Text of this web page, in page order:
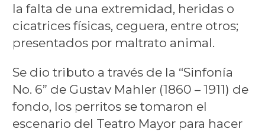
la falta de una extremidad, heridas o
cicatrices físicas, ceguera, entre otros;
presentados por maltrato animal.
Se dio tributo a través de la “Sinfonía
No. 6” de Gustav Mahler (1860 – 1911) de
fondo, los perritos se tomaron el
escenario del Teatro Mayor para hacer